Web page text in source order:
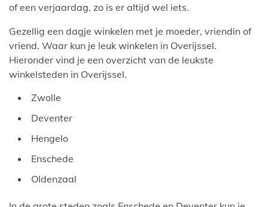
of een verjaardag, zo is er altijd wel iets.
Gezellig een dagje winkelen met je moeder, vriendin of
vriend. Waar kun je leuk winkelen in Overijssel.
Hieronder vind je een overzicht van de leukste
winkelsteden in Overijssel.
Zwolle
Deventer
Hengelo
Enschede
Oldenzaal